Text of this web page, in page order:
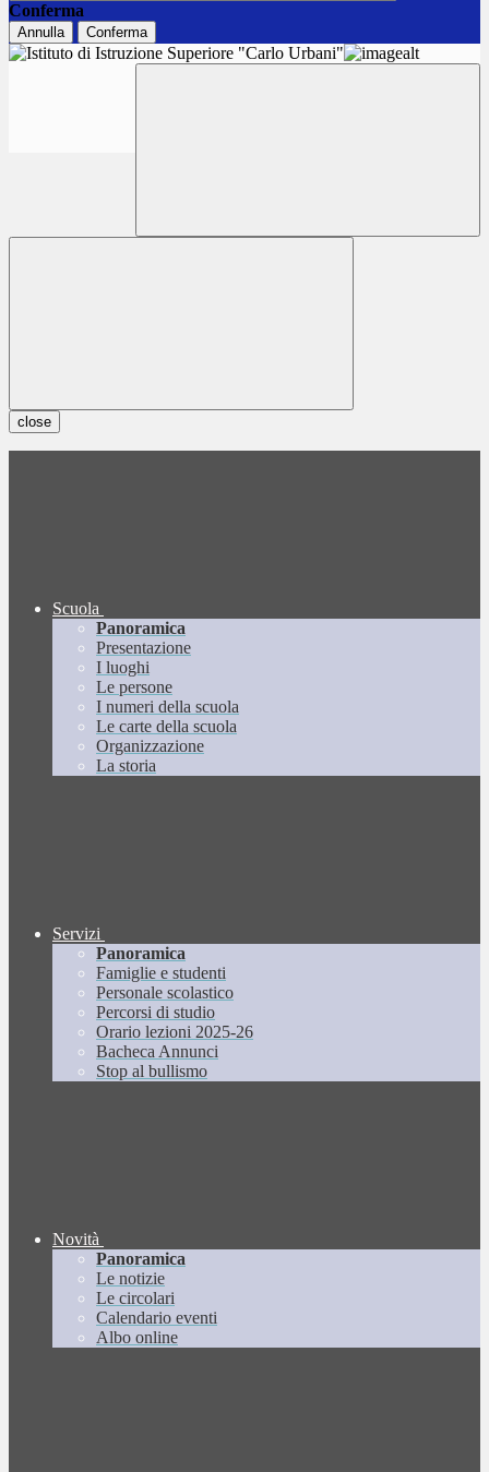
Conferma
Annulla Conferma
close
Scuola
Panoramica
Presentazione
I luoghi
Le persone
I numeri della scuola
Le carte della scuola
Organizzazione
La storia
Servizi
Panoramica
Famiglie e studenti
Personale scolastico
Percorsi di studio
Orario lezioni 2025-26
Bacheca Annunci
Stop al bullismo
Novità
Panoramica
Le notizie
Le circolari
Calendario eventi
Albo online